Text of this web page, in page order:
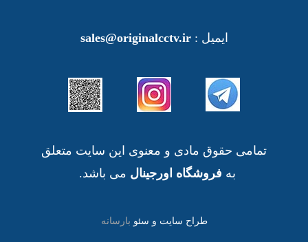
ایمیل :sales@originalcctv.ir
تمامی حقوق مادی و معنوی این سایت متعلق
به فروشگاه اورجینال می باشد.
طراح سایت و سئو بارسانه